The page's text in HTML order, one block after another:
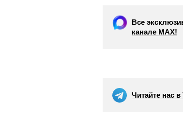
Все
канале МАХ!
Читайте нас